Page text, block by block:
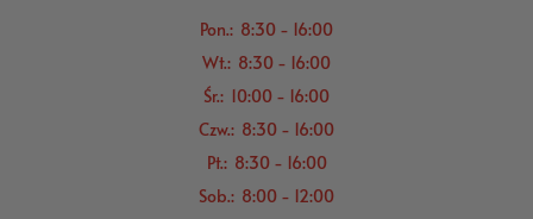
Pon.: 8:30 - 16:00
Wt.: 8:30 - 16:00
Śr.: 10:00 - 16:00
Czw.: 8:30 - 16:00
Pt.: 8:30 - 16:00
Sob.: 8:00 - 12:00